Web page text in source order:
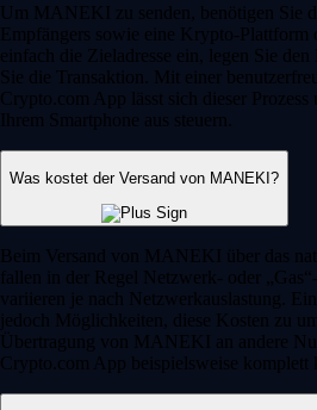
Um MANEKI zu senden, benötigen Sie
Empfängers sowie eine Krypto-Plattform
einfach die Zieladresse ein, legen Sie
Sie die Transaktion. Mit einer
Crypto.com App lässt sich dieser
Ihrem Smartphone aus steuern.
Was kostet der Versand von MANEKI?
Beim Versand von MANEKI über das
fallen in der Regel Netzwerk- oder
variieren je nach Netzwerkauslastung.
jedoch Möglichkeiten, diese Kosten zu
Übertragung von MANEKI an andere
Crypto.com App beispielsweise komplett